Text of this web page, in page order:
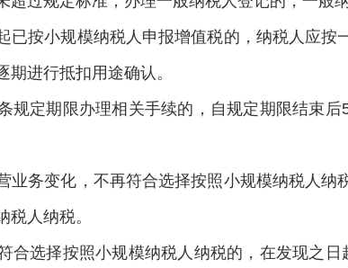
已按小规模纳税人申报增值税的，纳税人应
进行抵扣用途确认。
规定期限办理相关手续的，自规定期限结束
业务变化，不再符合选择按照小规模纳税人
人纳税。
合选择按照小规模纳税人纳税的，在发现之